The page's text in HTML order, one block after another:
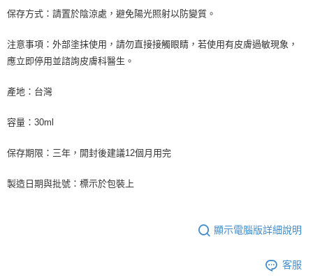
保存方式：請置於陰涼處，避免陽光照射以防變質。
注意事項：外部塗抹使用，請勿直接接觸眼睛，若使用有皮膚過敏現象，
應立即停用並諮詢皮膚科醫生。
產地：台灣
容量：30ml
保存期限：三年，開封後建議12個月用完
製造日期與批號：標示於包裝上
顯示電腦版詳細說明
客服